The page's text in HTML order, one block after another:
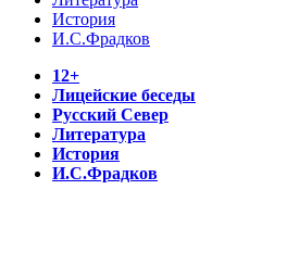
История
И.С.Фрадков
12+
Лицейские беседы
Русский Север
Литература
История
И.С.Фрадков